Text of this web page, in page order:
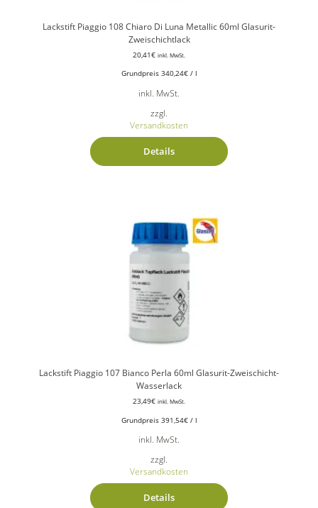
Lackstift Piaggio 108 Chiaro Di Luna Metallic 60ml Glasurit-
Zweischichtlack
20,41€ inkl. MwSt.
Grundpreis 340,24€/ l
inkl. MwSt.
zzgl.
Versandkosten
Details
Lackstift Piaggio 107 Bianco Perla 60ml Glasurit-Zweischicht-
Wasserlack
23,49€ inkl. MwSt.
Grundpreis 391,54€/ l
inkl. MwSt.
zzgl.
Versandkosten
Details